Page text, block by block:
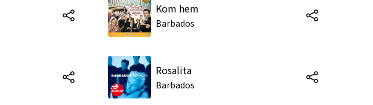
Kom hem
Barbados
Rosalita
Barbados